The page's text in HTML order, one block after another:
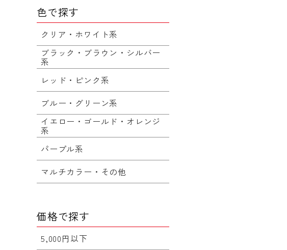
色で探す
クリア・ホワイト系
ブラック・ブラウン・シルバー
系
レッド・ピンク系
ブルー・グリーン系
イエロー・ゴールド・オレンジ
系
パープル系
マルチカラー・その他
価格で探す
5,000円以下